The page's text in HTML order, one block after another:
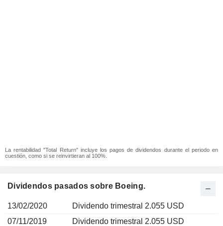
La rentabilidad "Total Return" incluye los pagos de dividendos durante el periodo en
cuestión, como si se reinvirtieran al 100%.
Dividendos pasados sobre Boeing.
13/02/2020
Dividendo trimestral 2.055 USD
07/11/2019
Dividendo trimestral 2.055 USD